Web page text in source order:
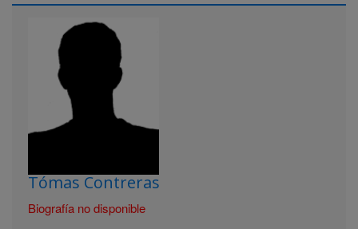
Tómas Contreras
Biografía no disponible